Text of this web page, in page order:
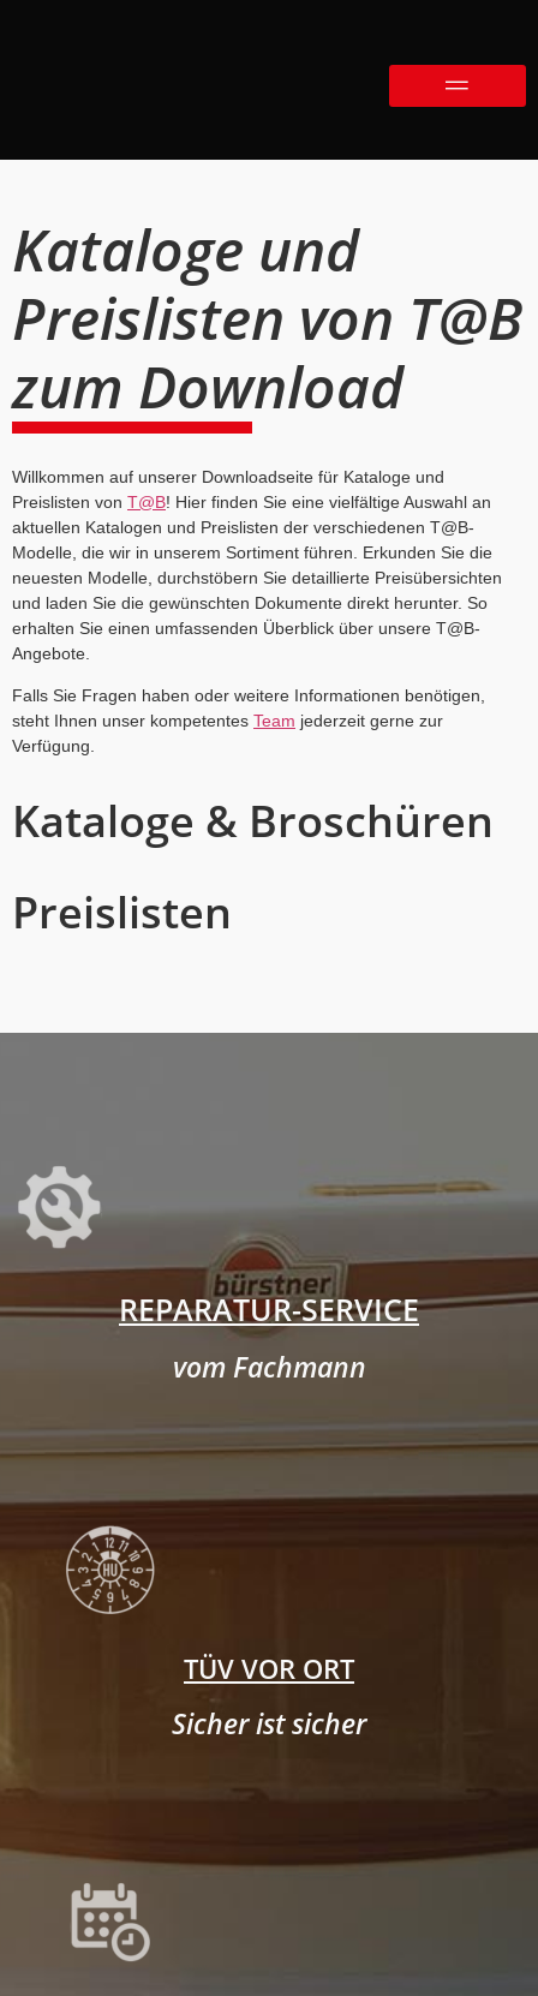
Kataloge und
Preislisten von T@B
zum Download
Willkommen auf unserer Downloadseite für Kataloge und
Preislisten von T@B! Hier finden Sie eine vielfältige Auswahl an
aktuellen Katalogen und Preislisten der verschiedenen T@B-
Modelle, die wir in unserem Sortiment führen. Erkunden Sie die
neuesten Modelle, durchstöbern Sie detaillierte Preisübersichten
und laden Sie die gewünschten Dokumente direkt herunter. So
erhalten Sie einen umfassenden Überblick über unsere T@B-
Angebote.
Falls Sie Fragen haben oder weitere Informationen benötigen,
steht Ihnen unser kompetentes Team jederzeit gerne zur
Verfügung.
Kataloge & Broschüren
Preislisten
REPARATUR-SERVICE
vom Fachmann
TÜV VOR ORT
Sicher ist sicher